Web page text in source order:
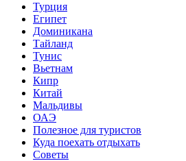
Турция
Египет
Доминикана
Тайланд
Тунис
Вьетнам
Кипр
Китай
Мальдивы
ОАЭ
Полезное для туристов
Куда поехать отдыхать
Советы